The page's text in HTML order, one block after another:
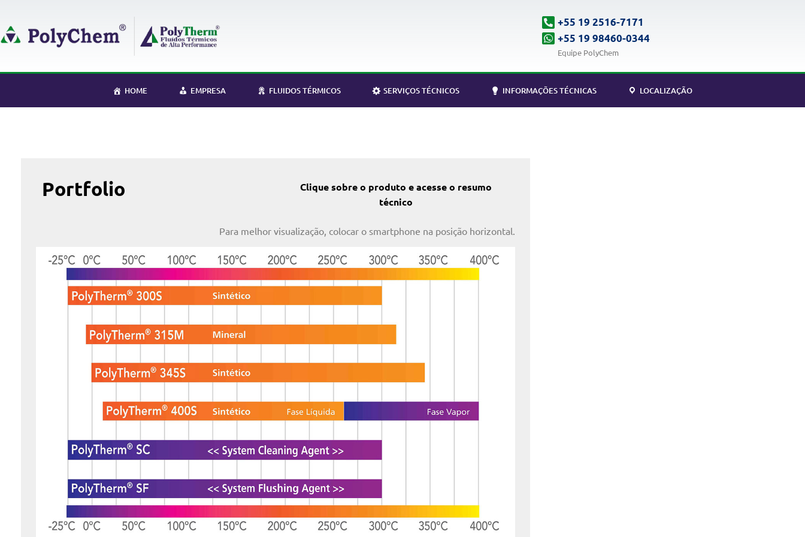
+55 19 2516-7171
+55 19 98460-0344
Equipe PolyChem
HOME EMPRESA FLUIDOS TÉRMICOS SERVIÇOS TÉCNICOS INFORMAÇÕES TÉCNICAS LOCALIZAÇÃO
Portfolio
Clique sobre o produto e acesse o resumo
técnico
Para melhor visualização, colocar o smartphone na posição horizontal.